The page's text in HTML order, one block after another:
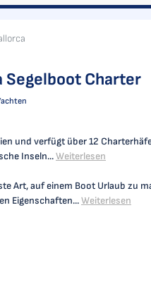
Segelboot Charter
und verfügt über 12
Inseln...Weiterlesen
Art, auf einem Boot Urlaub zu
Eigenschaften...Weiterlesen